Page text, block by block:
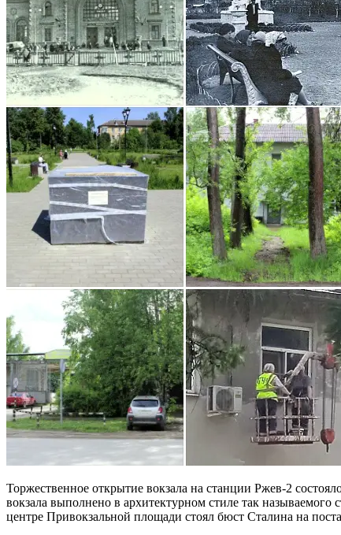
Торжественное открытие вокзала на станции Ржев-2
вокзала выполнено в архитектурном стиле так
центре Привокзальной площади стоял бюст Сталина на